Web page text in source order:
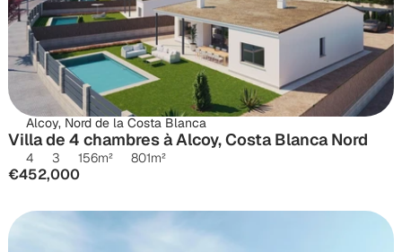
Alcoy, Nord de la Costa Blanca
Villa de 4 chambres à Alcoy, Costa Blanca Nord
4 3 156m² 801m²
€452,000